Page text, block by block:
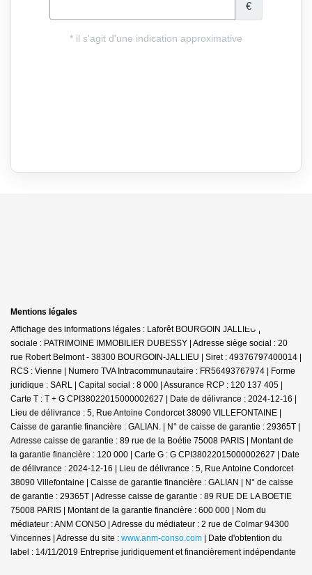
Mentions légales
Affichage des informations légales : Laforêt BOURGOIN JALLIEU | Raison
sociale : PATRIMOINE IMMOBILIER DUBESSY | Adresse siège social : 20
rue Robert Belmont - 38300 BOURGOIN-JALLIEU | Siret : 49376797400014 |
RCS : Vienne | Numero TVA Intracommunautaire : FR56493767974 | Forme
juridique : SARL | Capital social : 8 000 | Assurance RCP : 120 137 405 |
Carte T : T + G CPI38022015000002627 | Date de délivrance : 2024-12-16 |
Lieu de délivrance : 5, Rue Antoine Condorcet 38090 VILLEFONTAINE |
Caisse de garantie financière : GALIAN. | N° de caisse de garantie : 29365T |
Adresse caisse de garantie : 89 rue de la Boétie 75008 PARIS | Montant de
la garantie financière : 120 000 | Carte G : G CPI38022015000002627 | Date
de délivrance : 2024-12-16 | Lieu de délivrance : 5, Rue Antoine Condorcet
38090 Villefontaine | Caisse de garantie financière : GALIAN | N° de caisse
de garantie : 29365T | Adresse caisse de garantie : 89 RUE DE LA BOETIE
75008 PARIS | Montant de la garantie financière : 600 000 | Nom du
médiateur : ANM CONSO | Adresse du médiateur : 2 rue de Colmar 94300
Vincennes | Adresse du site : www.anm-conso.com | Date d'obtention du
label : 14/11/2019 Entreprise juridiquement et financièrement indépendante